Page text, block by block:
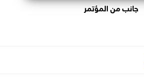
جانب من المؤتمر